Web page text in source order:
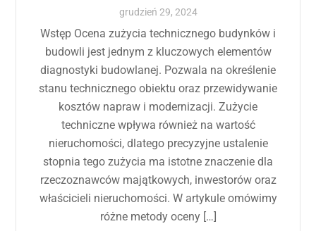
grudzień 29, 2024
Wstęp Ocena zużycia technicznego budynków i
budowli jest jednym z kluczowych elementów
diagnostyki budowlanej. Pozwala na określenie
stanu technicznego obiektu oraz przewidywanie
kosztów napraw i modernizacji. Zużycie
techniczne wpływa również na wartość
nieruchomości, dlatego precyzyjne ustalenie
stopnia tego zużycia ma istotne znaczenie dla
rzeczoznawców majątkowych, inwestorów oraz
właścicieli nieruchomości. W artykule omówimy
różne metody oceny […]